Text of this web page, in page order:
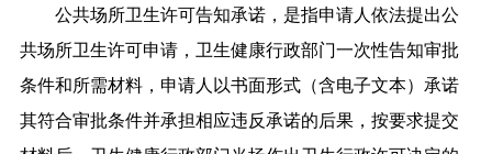
政务公开
市领导 机构职能 政策服务
公共场所卫生许可告知承诺，是指申请人依法提出公
共场所卫生许可申请，卫生健康行政部门一次性告知审批
条件和所需材料，申请人以书面形式（含电子文本）承诺
其符合审批条件并承担相应违反承诺的后果，按要求提交